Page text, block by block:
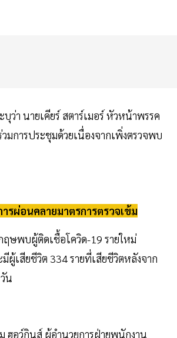
บุว่า นายเคียร์ สตาร์เมอร์ หัวหน้าพรรค
วมการประชุมด้วยเนื่องจากเพิ่งตรวจพบ
ารผ่อนคลายมาตรการตรวจเข้ม
ษพบผู้ติดเชื้อโควิด-19 รายใหม่
ผู้เสียชีวิต 334 รายที่เสียชีวิตหลังจาก
น
ฮอว์กินส์ ผู้อำนวยการฝ่ายพนักงาน